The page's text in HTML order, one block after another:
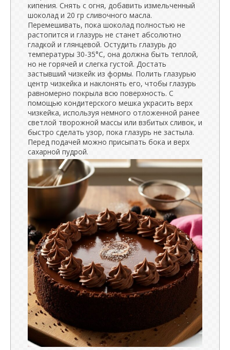
кипения. Снять с огня, добавить измельченный
шоколад и 20 гр сливочного масла.
Перемешивать, пока шоколад полностью не
растопится и глазурь не станет абсолютно
гладкой и глянцевой. Остудить глазурь до
температуры 30-35°C, она должна быть теплой,
но не горячей и слегка густой. Достать
застывший чизкейк из формы. Полить глазурью
центр чизкейка и наклонять его, чтобы глазурь
равномерно покрыла всю поверхность. С
помощью кондитерского мешка украсить верх
чизкейка, используя немного отложенной ранее
светлой творожной массы или взбитых сливок, и
быстро сделать узор, пока глазурь не застыла.
Перед подачей можно присыпать бока и верх
сахарной пудрой.